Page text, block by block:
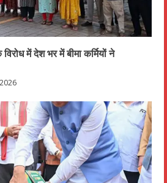
में देश भर में बीमा कर्मियों ने